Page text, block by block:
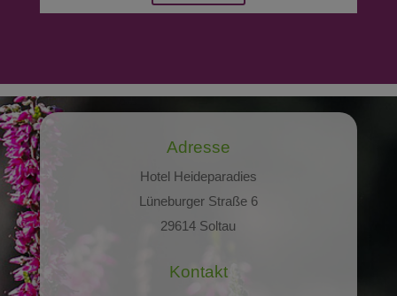
Adresse
Hotel Heideparadies
Lüneburger Straße 6
29614 Soltau
Kontakt